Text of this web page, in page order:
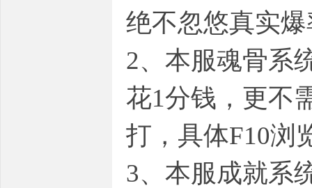
绝不忽悠真实
2、本服魂骨系
花1分钱，更不
打，具体F10浏
3、本服成就系